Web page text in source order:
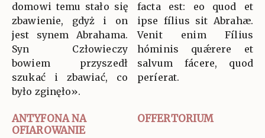
domowi temu stało się
zbawienie, gdyż i on
jest synem Abrahama.
Syn Człowieczy
bowiem przyszedł
szukać i zbawiać, co
było zginęło».
facta est: eo quod et
ipse fílius sit Abrahæ.
Venit enim Fílius
hóminis quǽrere et
salvum fácere, quod
períerat.
ANTYFONA NA
OFIAROWANIE
OFFERTORIUM